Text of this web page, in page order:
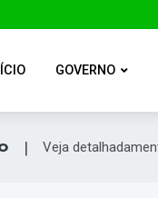
GOVERNO
| Veja